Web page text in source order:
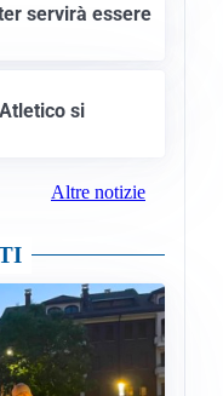
servirà essere
si
Altre notizie